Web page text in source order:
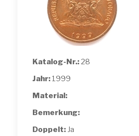
Katalog-Nr.: 28
Jahr: 1999
Material:
Bemerkung:
Doppelt: Ja